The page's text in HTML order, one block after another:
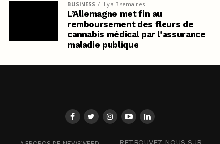
BUSINESS il y a 3 semaines
L’Allemagne met fin au
remboursement des fleurs de
cannabis médical par l’assurance
maladie publique
RETROUVEZ-NOUS SUR